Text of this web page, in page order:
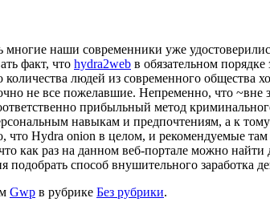
наши современники уже
факт, что hydra2web в обязательном
людей из современного общества
не все пожелавшие. Непременно, что
прибыльный метод
навыкам и предпочтениям, а к
что Hydra onion в целом, и рекомендуемые
как раз на данном веб-портале можно
способ внушительного заработка
Gwp в рубрике Без рубрики.